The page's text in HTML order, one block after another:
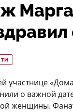
участнице
о важной
женщины.